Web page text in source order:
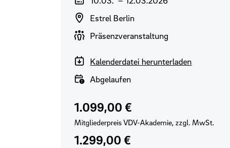
Veranstaltungsort
Estrel Berlin
Durchführungsart
Präsenzveranstaltung
Kalenderdatei herunterladen
Verfügbarkeit
Abgelaufen
Preis für VDV-Mitglieder
1.099,00 €
Mitgliederpreis VDV-Akademie, zzgl. MwSt.
Regulärer Preis
1.299,00 €